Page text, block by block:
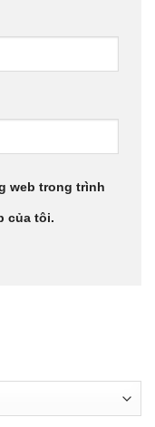
web trong trình
của tôi.